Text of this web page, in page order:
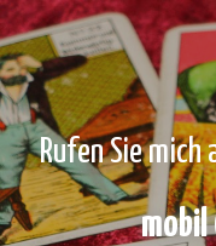
Rufen Sie mich